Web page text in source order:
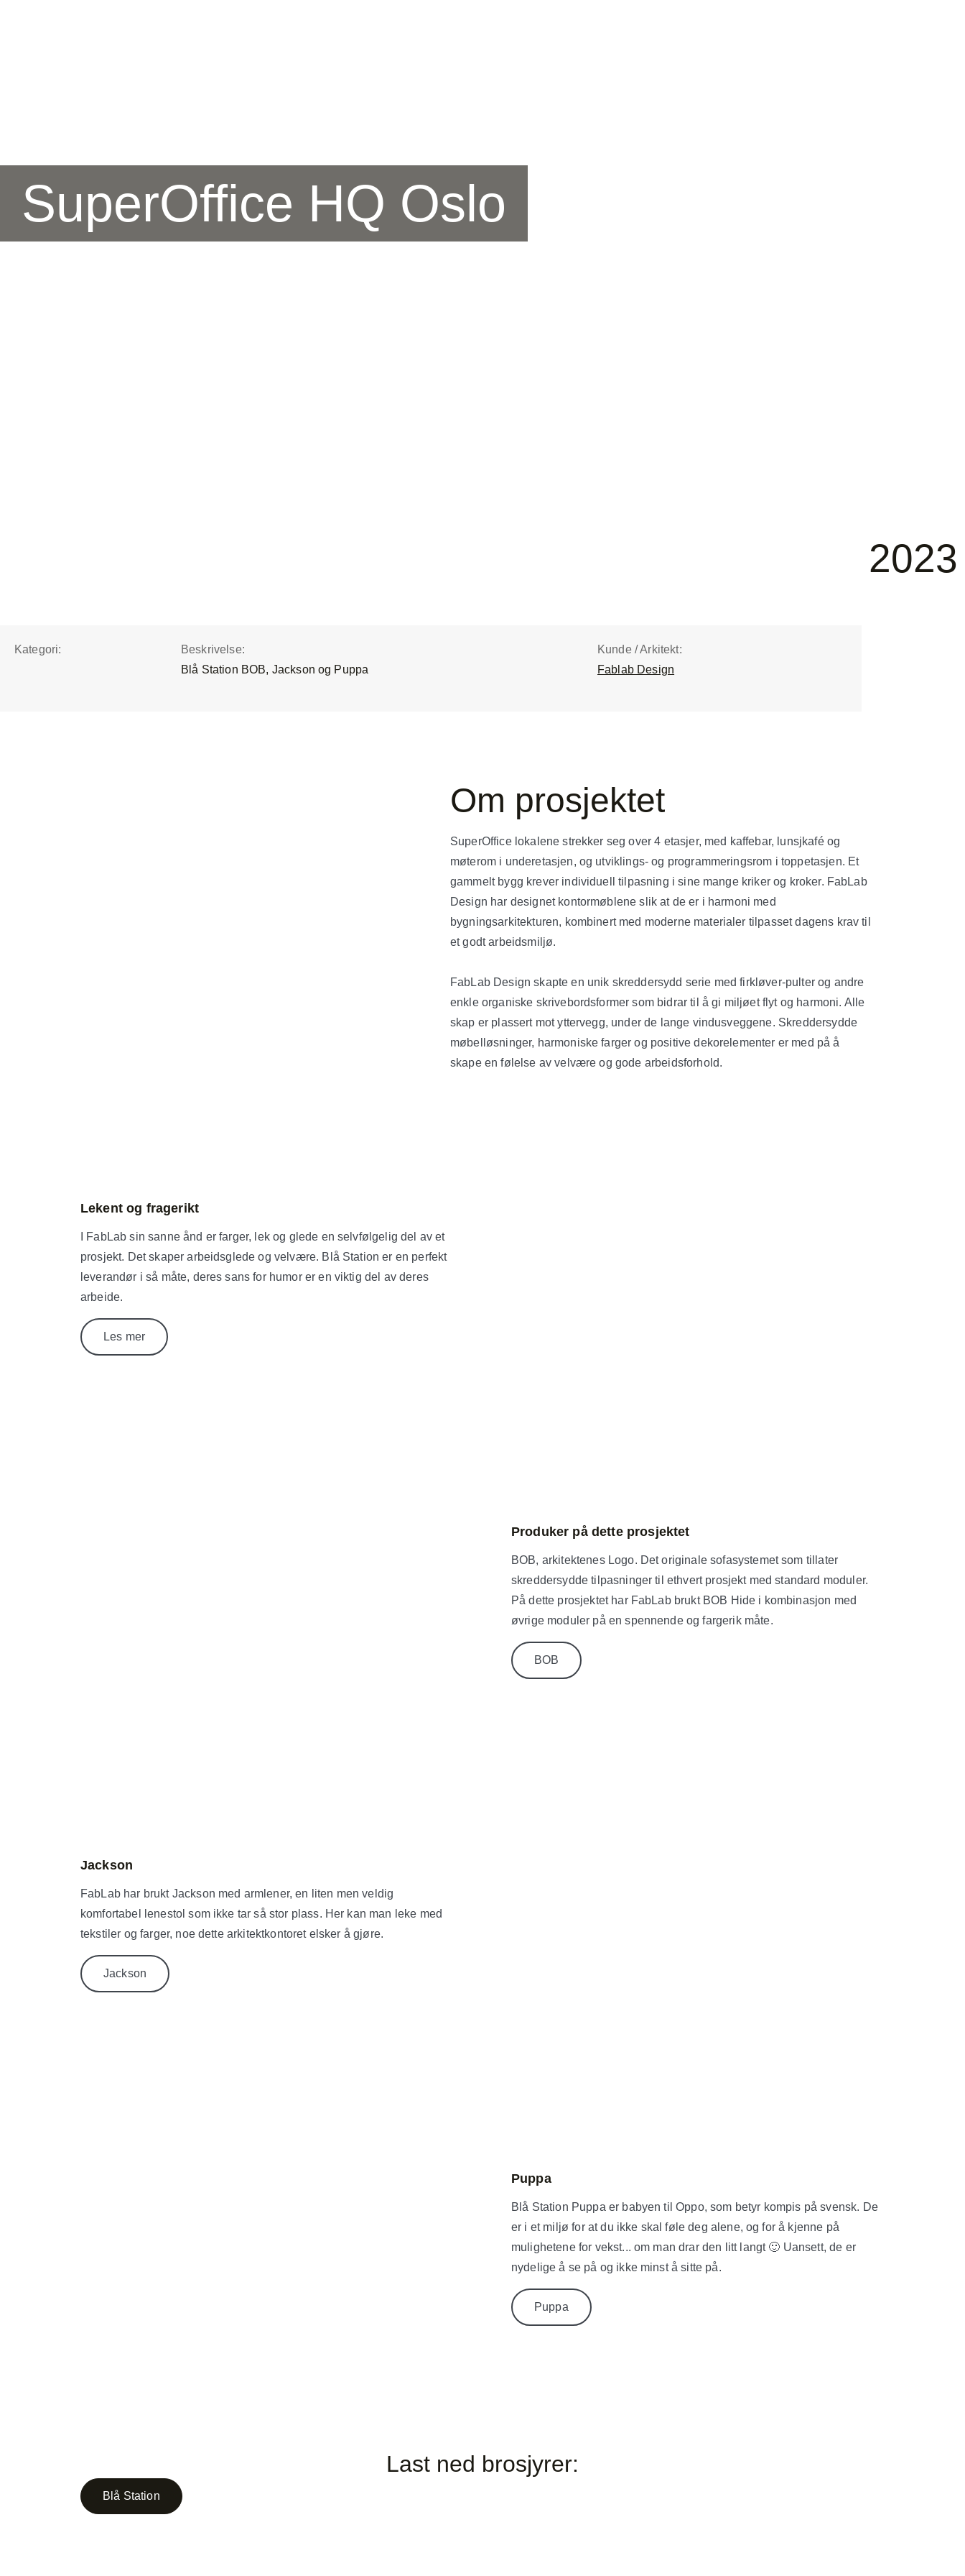
SuperOffice HQ Oslo
2023
Kategori:
Beskrivelse:
Blå Station BOB, Jackson og Puppa
Kunde / Arkitekt:
Fablab Design
Om prosjektet
SuperOffice lokalene strekker seg over 4 etasjer, med kaffebar, lunsjkafé og
møterom i underetasjen, og utviklings- og programmeringsrom i toppetasjen. Et
gammelt bygg krever individuell tilpasning i sine mange kriker og kroker. FabLab
Design har designet kontormøblene slik at de er i harmoni med
bygningsarkitekturen, kombinert med moderne materialer tilpasset dagens krav til
et godt arbeidsmiljø.
FabLab Design skapte en unik skreddersydd serie med firkløver-pulter og andre
enkle organiske skrivebordsformer som bidrar til å gi miljøet flyt og harmoni. Alle
skap er plassert mot yttervegg, under de lange vindusveggene. Skreddersydde
møbelløsninger, harmoniske farger og positive dekorelementer er med på å
skape en følelse av velvære og gode arbeidsforhold.
Lekent og fragerikt
I FabLab sin sanne ånd er farger, lek og glede en selvfølgelig del av et
prosjekt. Det skaper arbeidsglede og velvære. Blå Station er en perfekt
leverandør i så måte, deres sans for humor er en viktig del av deres
arbeide.
Les mer
Produker på dette prosjektet
BOB, arkitektenes Logo. Det originale sofasystemet som tillater
skreddersydde tilpasninger til ethvert prosjekt med standard moduler.
På dette prosjektet har FabLab brukt BOB Hide i kombinasjon med
øvrige moduler på en spennende og fargerik måte.
BOB
Jackson
FabLab har brukt Jackson med armlener, en liten men veldig
komfortabel lenestol som ikke tar så stor plass. Her kan man leke med
tekstiler og farger, noe dette arkitektkontoret elsker å gjøre.
Jackson
Puppa
Blå Station Puppa er babyen til Oppo, som betyr kompis på svensk. De
er i et miljø for at du ikke skal føle deg alene, og for å kjenne på
mulighetene for vekst... om man drar den litt langt 🙂 Uansett, de er
nydelige å se på og ikke minst å sitte på.
Puppa
Last ned brosjyrer:
Blå Station